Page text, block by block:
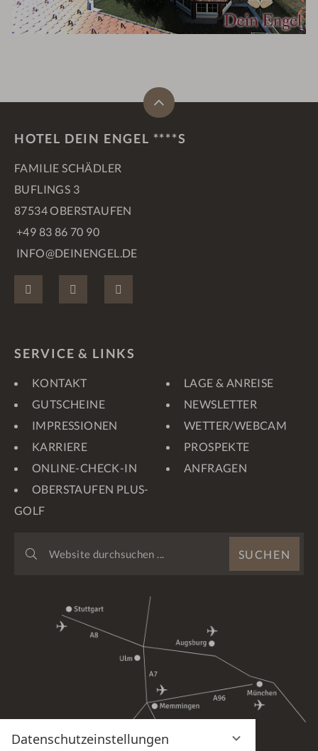
Datenschutzeinstellungen
HOTEL DEIN ENGEL ****S
FAMILIE SCHÄDLER
BUFLINGS 3
87534 OBERSTAUFEN
+49 83 86 70 90
INFO@DEINENGEL.DE
FACEBOOKINSTAGRAM
SERVICE & LINKS
KONTAKT
LAGE & ANREISE
GUTSCHEINE
NEWSLETTER
IMPRESSIONEN
WETTER/WEBCAM
KARRIERE
PROSPEKTE
ONLINE-CHECK-IN
ANFRAGEN
OBERSTAUFEN PLUS-
GOLF
DURCHSUCHEN
SUCHEN